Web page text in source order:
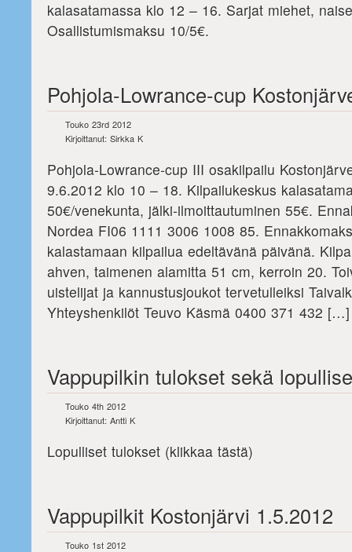
kalasatamassa klo 12 – 16. Sarjat miehet,
Osallistumismaksu 10/5€.
Pohjola-Lowrance-cup
Touko 23rd 2012
Kirjoittanut: Sirkka K
Pohjola-Lowrance-cup III osakilpailu
9.6.2012 klo 10 – 18. Kilpailukeskus
50€/venekunta, jälki-ilmoittautuminen 55€.
Nordea FI06 1111 3006 1008 85.
kalastamaan kilpailua edeltävänä päivänä.
ahven, taimenen alamitta 51 cm, kerroin 20.
uistelijat ja kannustusjoukot tervetulleiksi
Yhteyshenkilöt Teuvo Käsmä 0400 371 432 […]
Vappupilkin tulokset sekä
Touko 4th 2012
Kirjoittanut: Antti K
Lopulliset tulokset (klikkaa tästä)
Vappupilkit Kostonjärvi 1.5.2012
Touko 1st 2012